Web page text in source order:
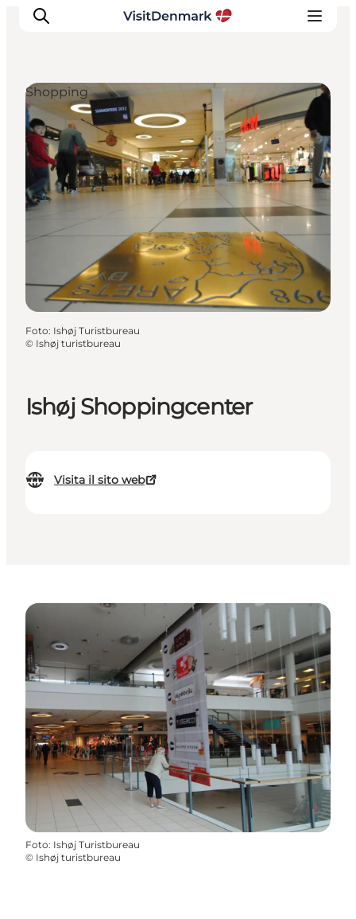
Ispirazioni
Dove andare
Cosa fare
Dove dormire
Pianifica il viaggio
Ishøj Shoppingcenter
Visita il sito web
Shopping
Foto: Ishøj Turistbureau
© Ishøj turistbureau
Foto: Ishøj Turistbureau
© Ishøj turistbureau